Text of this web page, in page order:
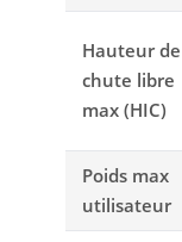
Hauteur de
chute libre
max (HIC)
Poids max
utilisateur